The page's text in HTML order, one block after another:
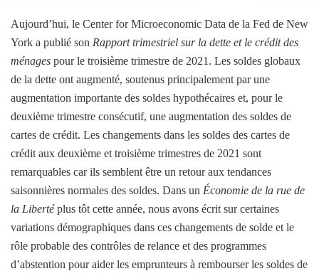
Aujourd’hui, le Center for Microeconomic Data de la Fed de New
York a publié son Rapport trimestriel sur la dette et le crédit des
ménages pour le troisième trimestre de 2021. Les soldes globaux
de la dette ont augmenté, soutenus principalement par une
augmentation importante des soldes hypothécaires et, pour le
deuxième trimestre consécutif, une augmentation des soldes de
cartes de crédit. Les changements dans les soldes des cartes de
crédit aux deuxième et troisième trimestres de 2021 sont
remarquables car ils semblent être un retour aux tendances
saisonnières normales des soldes. Dans un Économie de la rue de
la Liberté plus tôt cette année, nous avons écrit sur certaines
variations démographiques dans ces changements de solde et le
rôle probable des contrôles de relance et des programmes
d’abstention pour aider les emprunteurs à rembourser les soldes de